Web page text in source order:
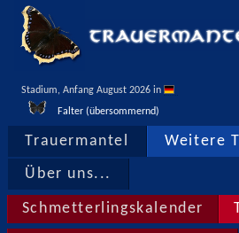
Stadium, Anfang August 2026 in
Falter (übersommernd)
Trauermantel Weitere
Über uns...
Schmetterlingskalender